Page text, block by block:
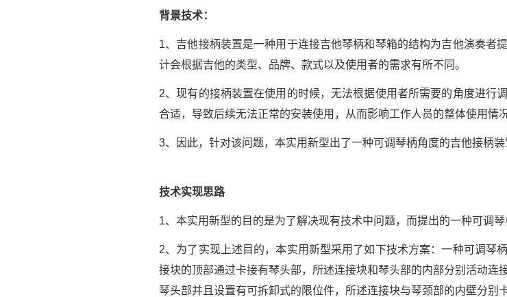
背景技术：
1、吉他接柄装置是一种用于连接吉他琴柄和琴箱的结构为吉他演奏者
计会根据吉他的类型、品牌、款式以及使用者的需求有所不同。
2、现有的接柄装置在使用的时候，无法根据使用者所需要的角度进行
合适，导致后续无法正常的安装使用，从而影响工作人员的整体使用情况
3、因此，针对该问题，本实用新型出了一种可调琴柄角度的吉他接柄装
技术实现思路
1、本实用新型的目的是为了解决现有技术中问题，而提出的一种可调琴
2、为了实现上述目的，本实用新型采用了如下技术方案：一种可调琴
接块的顶部通过卡接有琴头部，所述连接块和琴头部的内部分别活动连
琴头部并且设置有可拆卸式的限位件，所述连接块与琴颈部的内壁分别